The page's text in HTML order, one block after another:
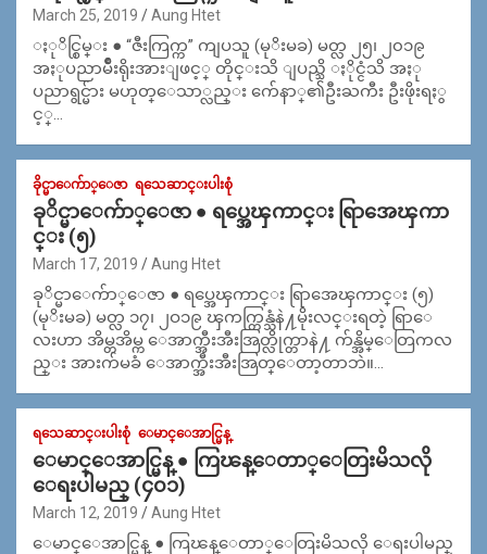
March 25, 2019 Aung Htet
ႏုိင္စြမ္း ● “ဇီးကြက္က” ကျပသူ (မုိးမခ) မတ္လ ၂၅၊ ၂၀၁၉
အႏုပညာမ်ိဳးရိုးအားျဖင့္ တိုင္းသိ ျပည္သိ ႏိုင္ငံသိ အႏု
ပညာရွင္မ်ား မဟုတ္ေသာ္လည္း က်ေနာ္၏ဦးႀကီး ဦးဖိုးရႏွ
င့္…
ခိုင္မာေက်ာ္ေဇာ ရသေဆာင္းပါးစုံ
ခုိင္မာေက်ာ္ေဇာ ● ရပ္အေၾကာင္း ရြာအေၾကာ
င္း (၅)
March 17, 2019 Aung Htet
ခုိင္မာေက်ာ္ေဇာ ● ရပ္အေၾကာင္း ရြာအေၾကာင္း (၅)
(မုိးမခ) မတ္လ ၁၇၊ ၂ဝ၁၉ ၾကက္တြန္သံနဲ႔မိုးလင္းရတဲ့ ရြာေ
လးဟာ အိမ္တအိမ္က ေအာက္အီးအီးအြတ္လိုက္တာနဲ႔ က်န္အိမ္ေတြကလ
ည္း အားက်မခံ ေအာက္အီးအီးအြတ္ေတာ့တာဘဲ။…
ရသေဆာင္းပါးစုံ ေမာင္ေအာင္မြန္
ေမာင္ေအာင္မြန္ ● ကြၽန္ေတာ္ေတြးမိသလို
ေရးပါမည္ (၄၀၁)
March 12, 2019 Aung Htet
ေမာင္ေအာင္မြန္ ● ကြၽန္ေတာ္ေတြးမိသလို ေရးပါမည္